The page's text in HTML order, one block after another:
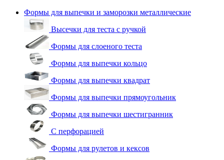
Формы для выпечки и заморозки металлические
Высечки для теста с ручкой
Формы для слоеного теста
Формы для выпечки кольцо
Формы для выпечки квадрат
Формы для выпечки прямоугольник
Формы для выпечки шестигранник
С перфорацией
Формы для рулетов и кексов